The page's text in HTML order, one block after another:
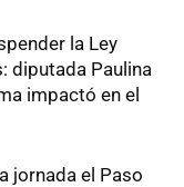
la Ley
diputada Paulina
impactó en el
jornada el Paso